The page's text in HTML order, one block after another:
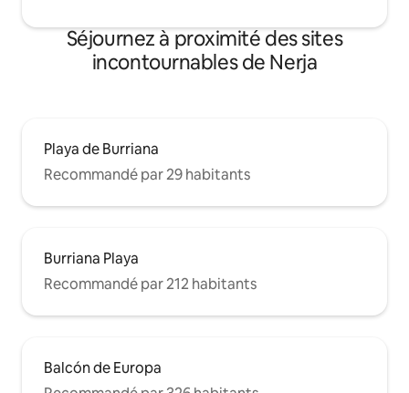
Séjournez à proximité des sites
incontournables de Nerja
Playa de Burriana
Recommandé par 29 habitants
Burriana Playa
Recommandé par 212 habitants
Balcón de Europa